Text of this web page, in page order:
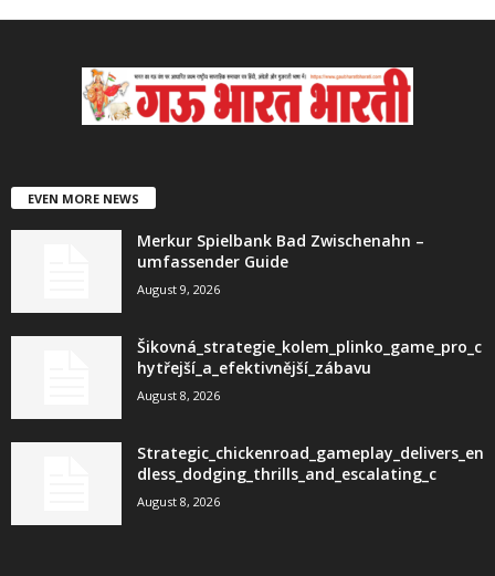
EVEN MORE NEWS
Merkur Spielbank Bad Zwischenahn –
umfassender Guide
August 9, 2026
Šikovná_strategie_kolem_plinko_game_pro_c
hytřejší_a_efektivnější_zábavu
August 8, 2026
Strategic_chickenroad_gameplay_delivers_en
dless_dodging_thrills_and_escalating_c
August 8, 2026